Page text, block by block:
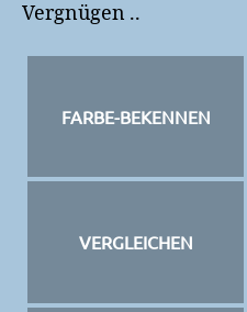
Vergnügen ..
FARBE-BEKENNEN
VERGLEICHEN